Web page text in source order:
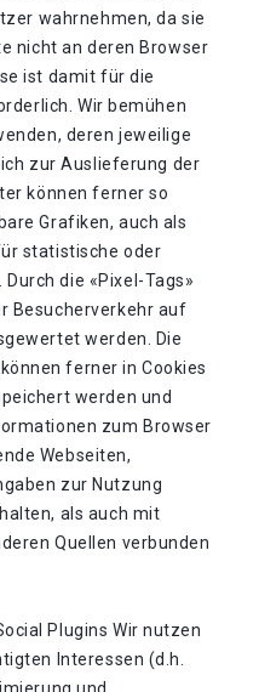
wahrnehmen, da sie
nicht an deren Browser
ist damit für die
Wir bemühen
deren jeweilige
zur Auslieferung der
können ferner so
Grafiken, auch als
statistische oder
die «Pixel-Tags»
Besucherverkehr auf
werden. Die
ferner in Cookies
werden und
zum Browser
Webseiten,
zur Nutzung
als auch mit
Quellen verbunden
Plugins Wir nutzen
Interessen (d.h.